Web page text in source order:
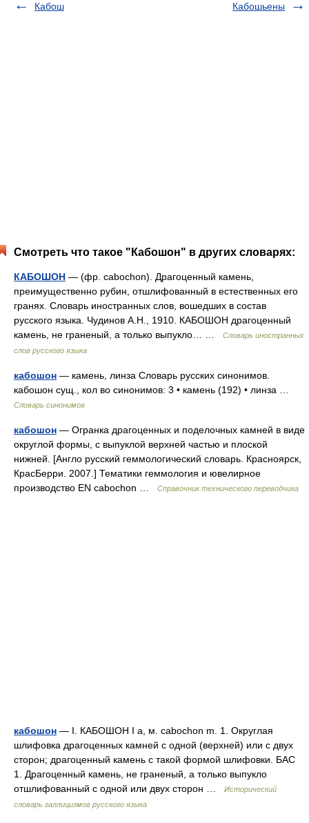
Кабош Кабошьены
Смотреть что такое "Кабошон" в других словарях:
КАБОШОН — (фр. cabochon). Драгоценный камень,
преимущественно рубин, отшлифованный в естественных его
гранях. Словарь иностранных слов, вошедших в состав
русского языка. Чудинов А.Н., 1910. КАБОШОН драгоценный
камень, не граненый, а только выпукло… …
Словарь иностранных
слов русского языка
кабошон — камень, линза Словарь русских синонимов.
кабошон сущ., кол во синонимов: 3 • камень (192) • линза …
Словарь синонимов
кабошон — Огранка драгоценных и поделочных камней в виде
округлой формы, с выпуклой верхней частью и плоской
нижней. [Англо русский геммологический словарь. Красноярск,
КрасБерри. 2007.] Тематики геммология и ювелирное
производство EN cabоchon …
Справочник технического переводчика
кабошон — I. КАБОШОН I а, м. cabochon m. 1. Округлая
шлифовка драгоценных камней с одной (верхней) или с двух
сторон; драгоценный камень с такой формой шлифовки. БАС
1. Драгоценный камень, не граненый, а только выпукло
отшлифованный с одной или двух сторон …
Исторический
словарь галлицизмов русского языка